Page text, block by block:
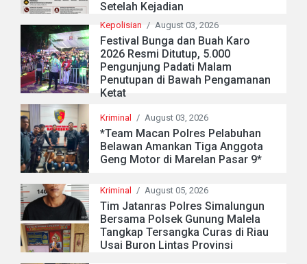
Setelah Kejadian
Kepolisian / August 03, 2026
Festival Bunga dan Buah Karo
2026 Resmi Ditutup, 5.000
Pengunjung Padati Malam
Penutupan di Bawah Pengamanan
Ketat
Kriminal / August 03, 2026
*Team Macan Polres Pelabuhan
Belawan Amankan Tiga Anggota
Geng Motor di Marelan Pasar 9*
Kriminal / August 05, 2026
Tim Jatanras Polres Simalungun
Bersama Polsek Gunung Malela
Tangkap Tersangka Curas di Riau
Usai Buron Lintas Provinsi